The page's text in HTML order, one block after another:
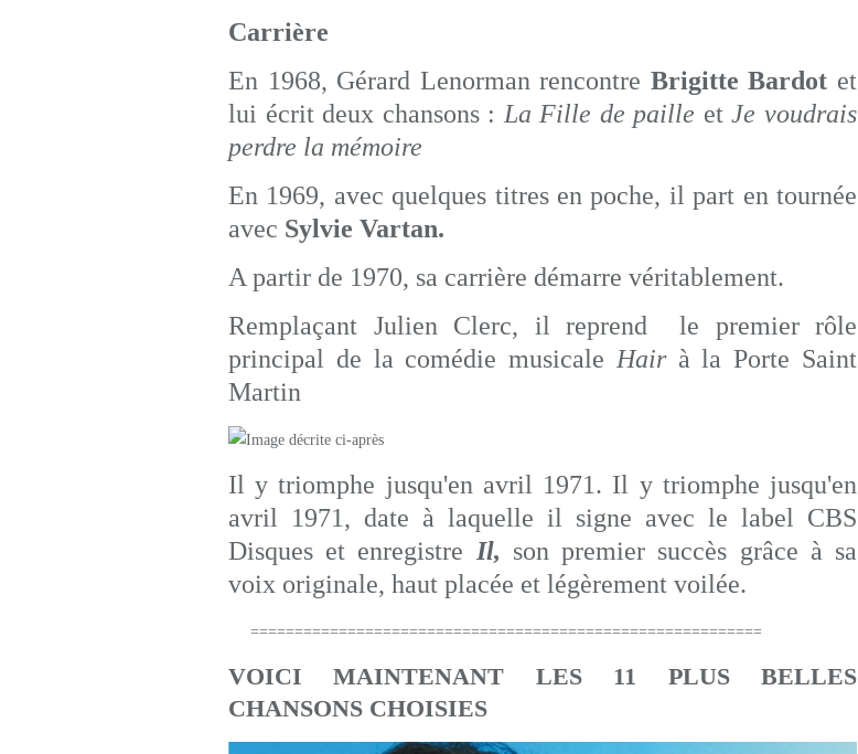
Carrière
En 1968, Gérard Lenorman rencontre Brigitte Bardot et
lui écrit deux chansons : La Fille de paille etJe voudrais
perdre la mémoire
En 1969, avec quelques titres en poche, il part en tournée
avec Sylvie Vartan.
A partir de 1970, sa carrière démarre véritablement.
Remplaçant Julien Clerc, il reprend le premier rôle
principal de la comédie musicale Hair à la Porte Saint
Martin
Il y triomphe jusqu'en avril 1971. Il y triomphe jusqu'en
avril 1971, date à laquelle il signe avec le label CBS
Disques et enregistre Il, son premier succès grâce à sa
voix originale, haut placée et légèrement voilée.
==========================================================
VOICI MAINTENANT LES 11 PLUS BELLES
CHANSONS CHOISIES